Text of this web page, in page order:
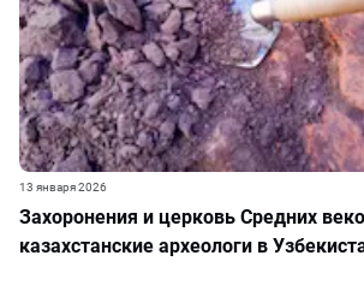
Захоронения и церковь Средних
казахстанские археологи в
13 января 2026